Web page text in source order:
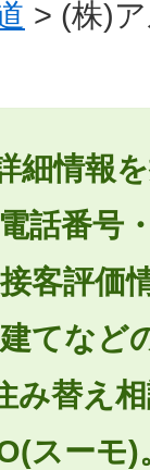
> (株)
細情報
話番号
客評価
てなど
み替え
スーモ)